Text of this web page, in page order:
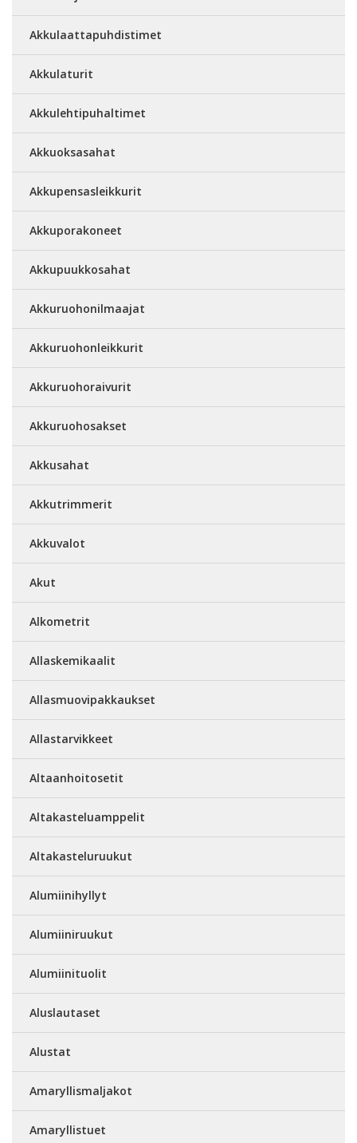
Akkulaattapuhdistimet
Akkulaturit
Akkulehtipuhaltimet
Akkuoksasahat
Akkupensasleikkurit
Akkuporakoneet
Akkupuukkosahat
Akkuruohonilmaajat
Akkuruohonleikkurit
Akkuruohoraivurit
Akkuruohosakset
Akkusahat
Akkutrimmerit
Akkuvalot
Akut
Alkometrit
Allaskemikaalit
Allasmuovipakkaukset
Allastarvikkeet
Altaanhoitosetit
Altakasteluamppelit
Altakasteluruukut
Alumiinihyllyt
Alumiiniruukut
Alumiinituolit
Aluslautaset
Alustat
Amaryllismaljakot
Amaryllistuet